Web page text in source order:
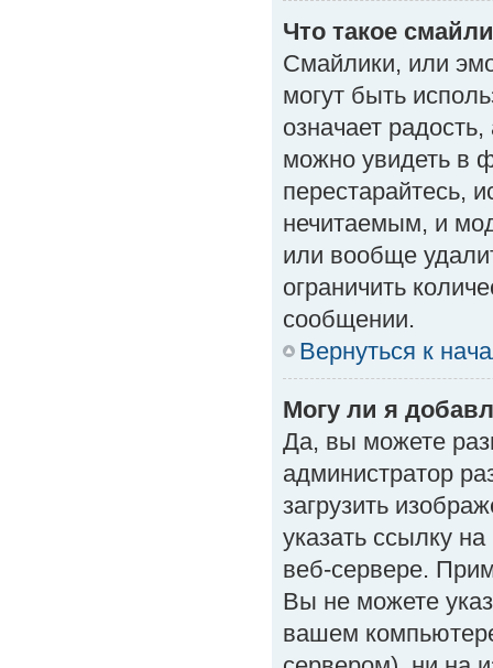
Что такое
Смайлики, или
могут быть
означает
можно увидеть в
перестарайтесь,
нечитаемым, и
или вообще
ограничить
сообщении.
Вернуться к
Могу ли я
Да, вы можете
администратор
загрузить
указать ссылку
веб-сервере.
Вы не можете
вашем